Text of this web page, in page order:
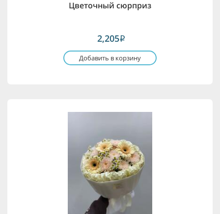
Цветочный сюрприз
2,205i
Добавить в корзину